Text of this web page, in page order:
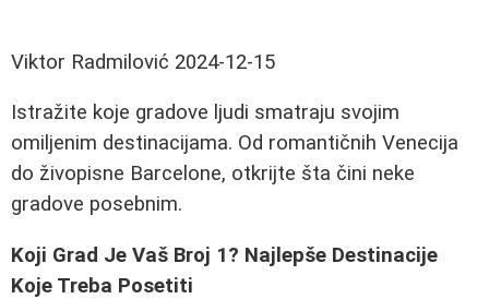
Viktor Radmilović 2024-12-15
Istražite koje gradove ljudi smatraju svojim
omiljenim destinacijama. Od romantičnih Venecija
do živopisne Barcelone, otkrijte šta čini neke
gradove posebnim.
Koji Grad Je Vaš Broj 1? Najlepše Destinacije
Koje Treba Posetiti